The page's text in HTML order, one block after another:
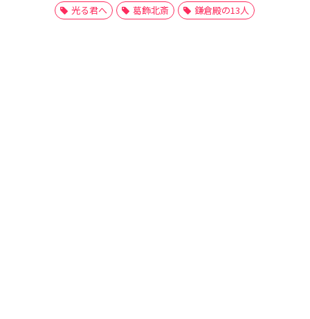
光る君へ
葛飾北斎 鎌倉殿の13人